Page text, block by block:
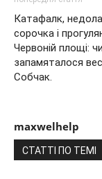
Катафалк,
сорочка і
Червоній площі:
запамяталося
Собчак.
maxwelhelp
СТАТТІ ПО ТЕМІ